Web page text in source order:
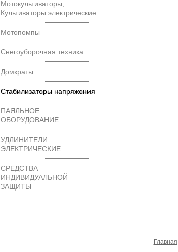
Мотокультиваторы,
Культиваторы электрические
Мотопомпы
Снегоуборочная техника
Домкраты
Стабилизаторы напряжения
ПАЯЛЬНОЕ
ОБОРУДОВАНИЕ
УДЛИНИТЕЛИ
ЭЛЕКТРИЧЕСКИЕ
СРЕДСТВА
ИНДИВИДУАЛЬНОЙ
ЗАЩИТЫ
Главная